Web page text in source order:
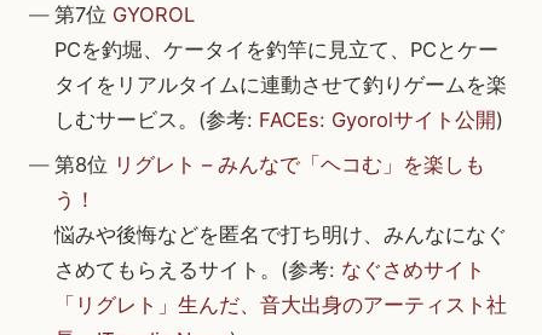
第7位 GYOROL
PCを釣堀、ケータイを釣竿に見立て、PCとケー
タイをリアルタイムに連動させて釣りゲームを楽
しむサービス。(参考: FACEs: Gyorolサイト公開)
第8位 リグレト – みんなで「ヘコむ」を楽しも
う！
悩みや後悔などを匿名で打ち明け、みんなになぐ
さめてもらえるサイト。(参考: なぐさめサイト
「リグレト」生んだ、音大出身のアーティスト社